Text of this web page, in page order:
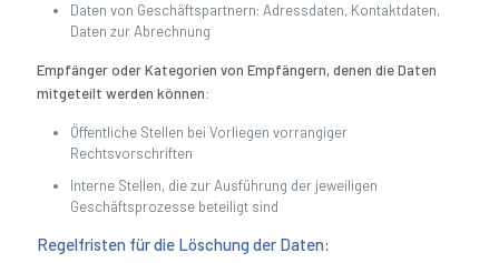
Daten von Geschäftspartnern: Adressdaten, Kontaktdaten,
Daten zur Abrechnung
Empfänger oder Kategorien von Empfängern, denen die Daten
mitgeteilt werden können:
Öffentliche Stellen bei Vorliegen vorrangiger
Rechtsvorschriften
Interne Stellen, die zur Ausführung der jeweiligen
Geschäftsprozesse beteiligt sind
Regelfristen für die Löschung der Daten: